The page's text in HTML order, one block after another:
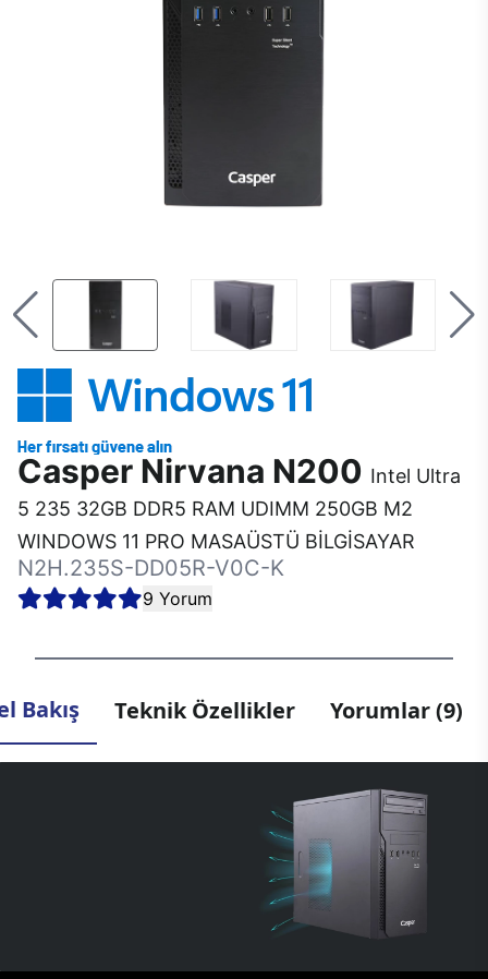
Casper Nirvana N200 Intel Ultra
5 235 32GB DDR5 RAM UDIMM 250GB M2
WINDOWS 11 PRO MASAÜSTÜ BİLGİSAYAR
N2H.235S-DD05R-V0C-K
9 Yorum
Bakış Teknik Özellikler Yorumlar (9)